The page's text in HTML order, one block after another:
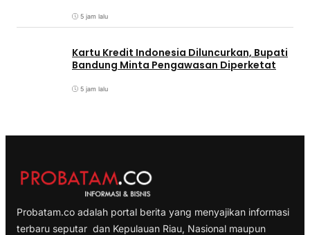
5 jam lalu
Kartu Kredit Indonesia Diluncurkan, Bupati
Bandung Minta Pengawasan Diperketat
5 jam lalu
Probatam.co adalah portal berita yang menyajikan informasi
terbaru seputar dan Kepulauan Riau, Nasional maupun